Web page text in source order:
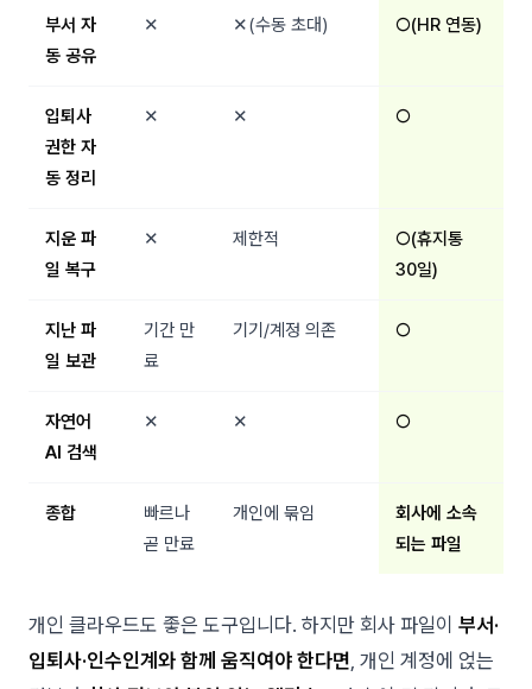
부서 자
동 공유
✕ ✕(수동 초대) ○(HR 연동)
입퇴사
권한 자
동 정리
✕ ✕ ○
지운 파
일 복구
✕ 제한적
○(휴지통
30일)
지난 파
일 보관
기간 만
료
기기/계정 의존 ○
자연어
AI 검색
✕ ✕ ○
종합
빠르나
곧 만료
개인에 묶임
회사에 소속
되는 파일
개인 클라우드도 좋은 도구입니다. 하지만 회사 파일이 부서·
입퇴사·인수인계와 함께 움직여야 한다면, 개인 계정에 얹는